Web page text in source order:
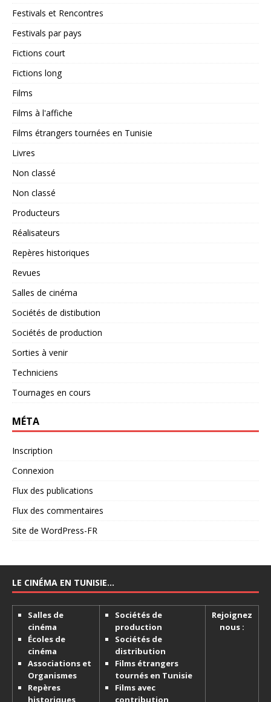
Festivals et Rencontres
Festivals par pays
Fictions court
Fictions long
Films
Films à l'affiche
Films étrangers tournées en Tunisie
Livres
Non classé
Non classé
Producteurs
Réalisateurs
Repères historiques
Revues
Salles de cinéma
Sociétés de distibution
Sociétés de production
Sorties à venir
Techniciens
Tournages en cours
MÉTA
Inscription
Connexion
Flux des publications
Flux des commentaires
Site de WordPress-FR
LE CINÉMA EN TUNISIE…
Salles de
cinéma
Écoles de
cinéma
Associations et
Organismes
Repères
historiques
Sociétés de
production
Sociétés de
distribution
Films étrangers
tournés en Tunisie
Films avec
contribution
Rejoignez
nous :